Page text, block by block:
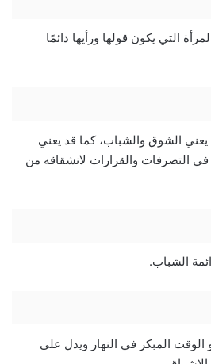
التي يكون قولها ورأيها دائمًا
الشوق والشباب، كما قد يعني
التصرفات والقرارات لانشقاقه من
الشباب.
المبكر في النهار ويدل على